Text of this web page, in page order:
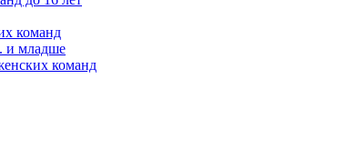
команд
и младше
команд